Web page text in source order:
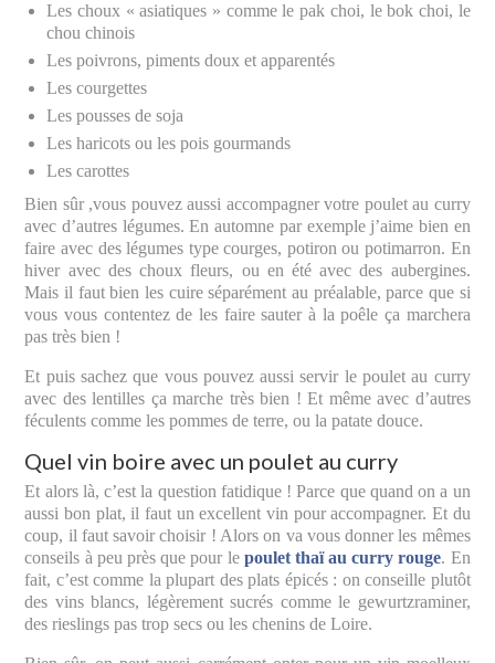
Les choux « asiatiques » comme le pak choi, le bok choi, le
chou chinois
Les poivrons, piments doux et apparentés
Les courgettes
Les pousses de soja
Les haricots ou les pois gourmands
Les carottes
Bien sûr ,vous pouvez aussi accompagner votre poulet au curry
avec d’autres légumes. En automne par exemple j’aime bien en
faire avec des légumes type courges, potiron ou potimarron. En
hiver avec des choux fleurs, ou en été avec des aubergines.
Mais il faut bien les cuire séparément au préalable, parce que si
vous vous contentez de les faire sauter à la poêle ça marchera
pas très bien !
Et puis sachez que vous pouvez aussi servir le poulet au curry
avec des lentilles ça marche très bien ! Et même avec d’autres
féculents comme les pommes de terre, ou la patate douce.
Quel vin boire avec un poulet au curry
Et alors là, c’est la question fatidique ! Parce que quand on a un
aussi bon plat, il faut un excellent vin pour accompagner. Et du
coup, il faut savoir choisir ! Alors on va vous donner les mêmes
conseils à peu près que pour le poulet thaï au curry rouge. En
fait, c’est comme la plupart des plats épicés : on conseille plutôt
des vins blancs, légèrement sucrés comme le gewurtzraminer,
des rieslings pas trop secs ou les chenins de Loire.